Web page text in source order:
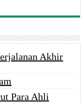
Akhir
Para Ahli